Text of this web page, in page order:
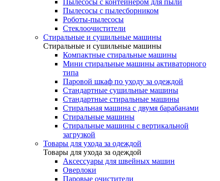
Пылесосы с контейнером для пыли
Пылесосы с пылесборником
Роботы-пылесосы
Стеклоочистители
Стиральные и сушильные машины
Стиральные и сушильные машины
Компактные стиральные машины
Мини стиральные машины активаторного
типа
Паровой шкаф по уходу за одеждой
Стандартные сушильные машины
Стандартные стиральные машины
Стиральная машина с двумя барабанами
Стиральные машины
Стиральные машины с вертикальной
загрузкой
Товары для ухода за одеждой
Товары для ухода за одеждой
Аксессуары для швейных машин
Оверлоки
Паровые очистители